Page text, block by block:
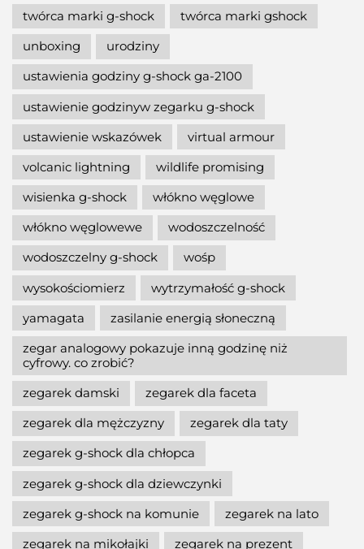
twórca marki g-shock
twórca marki gshock
unboxing
urodziny
ustawienia godziny g-shock ga-2100
ustawienie godzinyw zegarku g-shock
ustawienie wskazówek
virtual armour
volcanic lightning
wildlife promising
wisienka g-shock
włókno węglowe
włókno węglowewe
wodoszczelność
wodoszczelny g-shock
wośp
wysokościomierz
wytrzymałość g-shock
yamagata
zasilanie energią słoneczną
zegar analogowy pokazuje inną godzinę niż
cyfrowy. co zrobić?
zegarek damski
zegarek dla faceta
zegarek dla mężczyzny
zegarek dla taty
zegarek g-shock dla chłopca
zegarek g-shock dla dziewczynki
zegarek g-shock na komunie
zegarek na lato
zegarek na mikołajki
zegarek na prezent